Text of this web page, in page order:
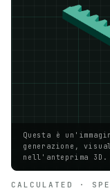
Questa è
generazione,
nell'anteprima 3D.
CALCULATED ·